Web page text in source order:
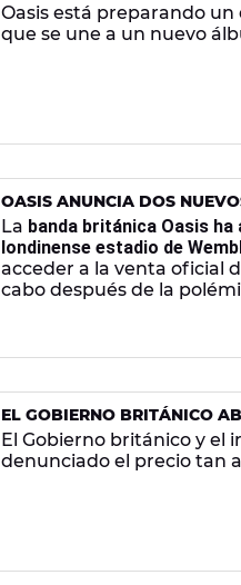
Oasis está preparando
que se une a un nuevo
OASIS ANUNCIA DOS
ENTRADAS
La banda británica Oasis
londinense estadio de
acceder a la venta oficial
cabo después de la
EL GOBIERNO BRITÁNICO
LAS ENTRADAS DE OASIS
El Gobierno británico y el
denunciado el precio tan